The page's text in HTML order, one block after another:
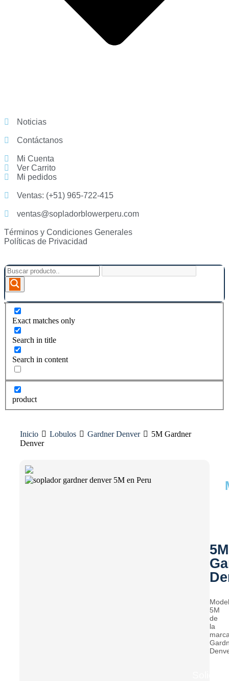
Noticias
Contáctanos
Mi Cuenta
Ver Carrito
Mi pedidos
Ventas: (+51) 965-722-415
ventas@sopladorblowerperu.com
Términos y Condiciones Generales
Políticas de Privacidad
Exact matches only
Search in title
Search in content
product
Inicio Lobulos Gardner Denver
5M Gardner
Denver
5M
5M
de
la